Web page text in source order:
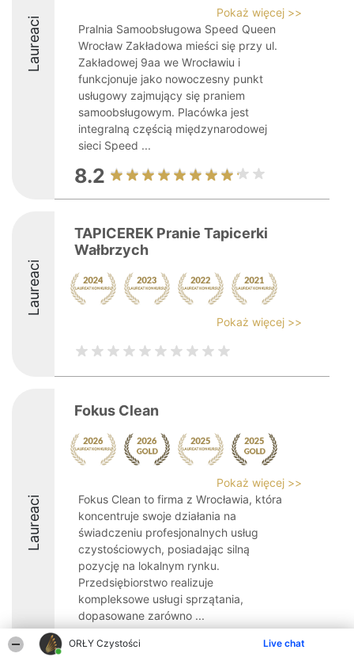
ORŁY Czystości Live chat
Laureaci
Pokaż więcej >>
Pralnia Samoobsługowa Speed Queen
Wrocław Zakładowa mieści się przy ul.
Zakładowej 9aa we Wrocławiu i
funkcjonuje jako nowoczesny punkt
usługowy zajmujący się praniem
samoobsługowym. Placówka jest
integralną częścią międzynarodowej
sieci Speed ...
8.2
Laureaci
TAPICEREK Pranie Tapicerki
Wałbrzych
Pokaż więcej >>
Laureaci
Fokus Clean
Pokaż więcej >>
Fokus Clean to firma z Wrocławia, która
koncentruje swoje działania na
świadczeniu profesjonalnych usług
czystościowych, posiadając silną
pozycję na lokalnym rynku.
Przedsiębiorstwo realizuje
kompleksowe usługi sprzątania,
dopasowane zarówno ...
9.8